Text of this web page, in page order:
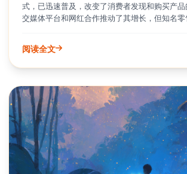
式，已迅速普及，改变了消费者发现和购买产
交媒体平台和网红合作推动了其增长，但知名
引力不可否认，但对技术、内容创作和人才的投
畏。这一新兴渠道虽然充满潜力，但对习惯了传
业来说，它带来了一系列复杂的考量。了解何
阅读全文